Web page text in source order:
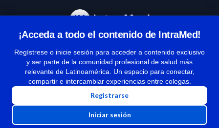
¡Acceda a todo el contenido de IntraMed!
Regístrese o inicie sesión para acceder a contenido exclusivo
y ser parte de la comunidad profesional de salud más
relevante de Latinoamérica. Un espacio para conectar,
compartir e intercambiar experiencias entre colegas.
Registrarse
Iniciar sesión
Términos y condiciones
| Políticas de privacidad
| Todos los derechos reservados | Copyright 1997-2026